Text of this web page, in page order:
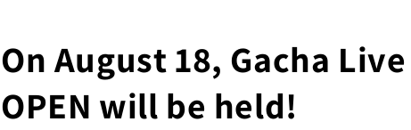
On August 18, Gacha Live
OPEN will be held!